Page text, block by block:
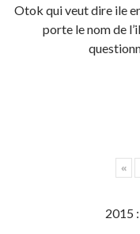
Otok qui veut dire ile
porte le nom de
«
2015